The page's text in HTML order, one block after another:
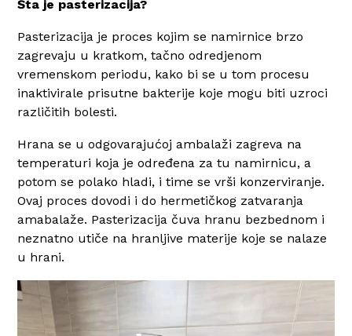
Šta je pasterizacija?
Pasterizacija je proces kojim se namirnice brzo
zagrevaju u kratkom, tačno odredjenom
vremenskom periodu, kako bi se u tom procesu
inaktivirale prisutne bakterije koje mogu biti uzroci
različitih bolesti.
Hrana se u odgovarajućoj ambalaži zagreva na
temperaturi koja je određena za tu namirnicu, a
potom se polako hladi, i time se vrši konzerviranje.
Ovaj proces dovodi i do hermetičkog zatvaranja
amabalaže. Pasterizacija čuva hranu bezbednom i
neznatno utiče na hranljive materije koje se nalaze
u hrani.